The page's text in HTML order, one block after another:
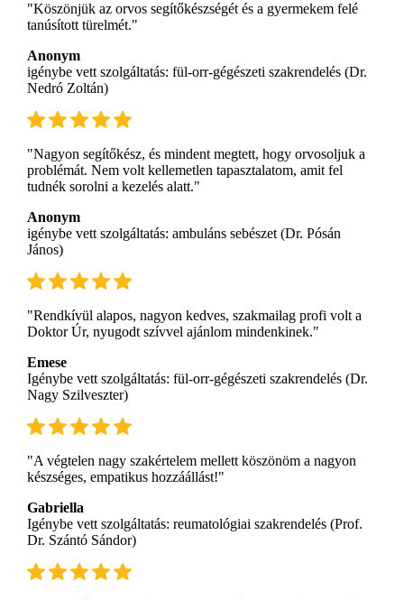
"Köszönjük az orvos segítőkészségét és a gyermekem felé
tanúsított türelmét."
Anonym
igénybe vett szolgáltatás: fül-orr-gégészeti szakrendelés (Dr.
Nedró Zoltán)
"Nagyon segítőkész, és mindent megtett, hogy orvosoljuk a
problémát. Nem volt kellemetlen tapasztalatom, amit fel
tudnék sorolni a kezelés alatt."
Anonym
igénybe vett szolgáltatás: ambuláns sebészet (Dr. Pósán
János)
"Rendkívül alapos, nagyon kedves, szakmailag profi volt a
Doktor Úr, nyugodt szívvel ajánlom mindenkinek."
Emese
Igénybe vett szolgáltatás: fül-orr-gégészeti szakrendelés (Dr.
Nagy Szilveszter)
"A végtelen nagy szakértelem mellett köszönöm a nagyon
készséges, empatikus hozzáállást!"
Gabriella
Igénybe vett szolgáltatás: reumatológiai szakrendelés (Prof.
Dr. Szántó Sándor)